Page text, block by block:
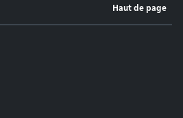
Haut de page